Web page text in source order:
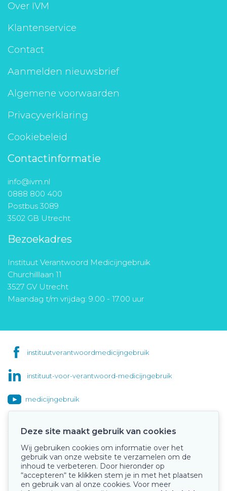
Over IVM
Klantenservice
Contact
Aanmelden nieuwsbrief
Algemene voorwaarden
Privacyverklaring
Cookiebeleid
Contactinformatie
info@ivm.nl
0888 800 400
Postbus 3089
3502 GB Utrecht
Bezoekadres
Instituut Verantwoord Medicijngebruik
Churchilllaan 11
3527 GV Utrecht
Maandag t/m vrijdag: 9.00 - 17.00 uur
instituutverantwoordmedicijngebruik
instituut-voor-verantwoord-medicijngebruik
medicijngebruik
Onze keurmerken
Deze site maakt gebruik van cookies
Wij gebruiken cookies om informatie over het
gebruik van onze website te verzamelen om de
inhoud te verbeteren. Door hieronder op
“accepteren“ te klikken stem je in met het plaatsen
en gebruik van al onze cookies. Voor meer